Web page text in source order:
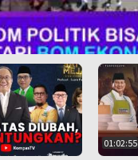
01:02:55